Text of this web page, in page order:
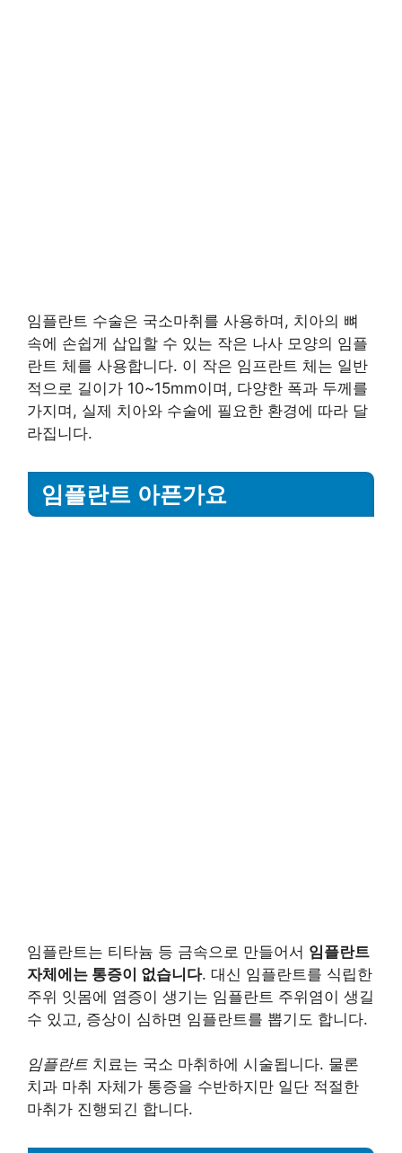
임플란트 수술은 국소마취를 사용하며, 치아의 뼈
속에 손쉽게 삽입할 수 있는 작은 나사 모양의 임플
란트 체를 사용합니다. 이 작은 임프란트 체는 일반
적으로 길이가 10~15mm이며, 다양한 폭과 두께를
가지며, 실제 치아와 수술에 필요한 환경에 따라 달
라집니다.
임플란트 아픈가요
임플란트는 티타늄 등 금속으로 만들어서 임플란트
자체에는 통증이 없습니다. 대신 임플란트를 식립한
주위 잇몸에 염증이 생기는 임플란트 주위염이 생길
수 있고, 증상이 심하면 임플란트를 뽑기도 합니다.
임플란트 치료는 국소 마취하에 시술됩니다. 물론
치과 마취 자체가 통증을 수반하지만 일단 적절한
마취가 진행되긴 합니다.